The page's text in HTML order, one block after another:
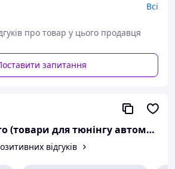
Всі
про товар у цього продавця
запитання
СвітАвто (товари для тюнінгу автомобілів ВАЗ)
відгуків